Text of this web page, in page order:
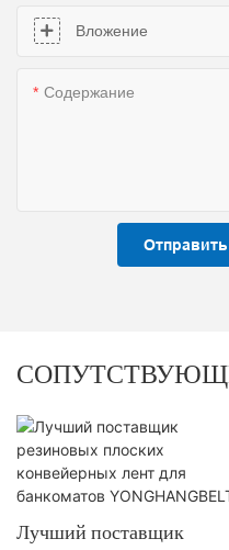
Вложение
Содержание
Лучший поставщик